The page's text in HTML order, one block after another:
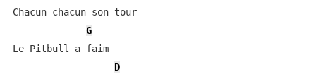
Chacun chacun son tour
G
Le Pitbull a faim
D